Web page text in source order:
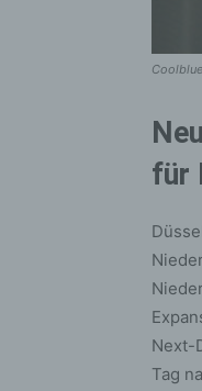
für
Next-
Tag